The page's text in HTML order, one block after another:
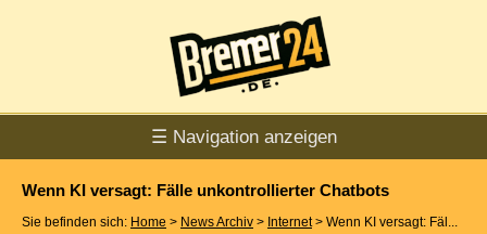
☰ Navigation anzeigen
Wenn KI versagt: Fälle unkontrollierter Chatbots
Sie befinden sich: Home > News Archiv > Internet> Wenn KI versagt: Fäl...